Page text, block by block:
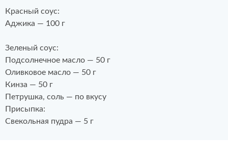
Красный соус:
Аджика — 100 г
Зеленый соус:
Подсолнечное масло — 50 г
Оливковое масло — 50 г
Кинза — 50 г
Петрушка, соль — по вкусу
Присыпка:
Свекольная пудра — 5 г